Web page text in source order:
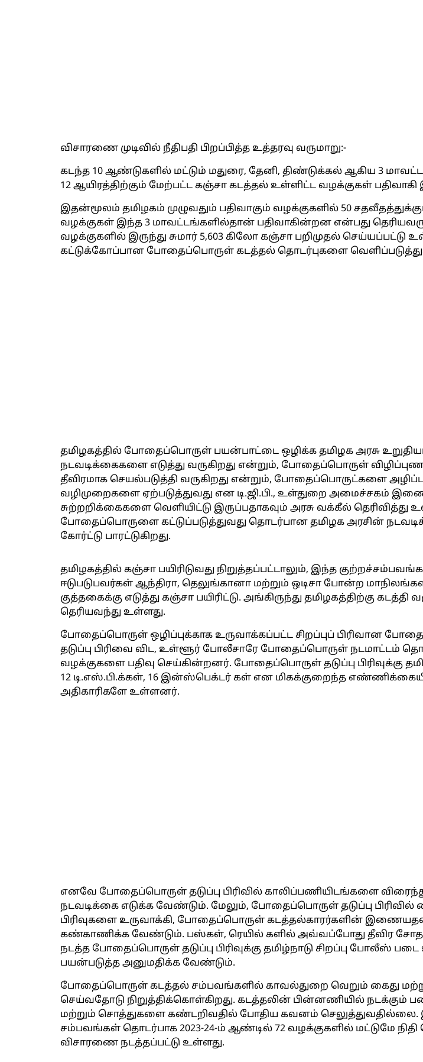
விசாரணை முடிவில் நீதிபதி பிறப்பித்த உத்தரவு வருமாறு:-
கடந்த 10 ஆண்டுகளில் மட்டும் மதுரை, தேனி, திண்டுக்கல் ஆகிய 3
12 ஆயிரத்திற்கும் மேற்பட்ட கஞ்சா கடத்தல் உள்ளிட்ட வழக்குகள்
இதன்மூலம் தமிழகம் முழுவதும் பதிவாகும் வழக்குகளில் 50
வழக்குகள் இந்த 3 மாவட்டங்களில்தான் பதிவாகின்றன என்பது
வழக்குகளில் இருந்து சுமார் 5,603 கிலோ கஞ்சா பறிமுதல் செய்யப்பட்டு
கட்டுக்கோப்பான போதைப்பொருள் கடத்தல் தொடர்புகளை
தமிழகத்தில் போதைப்பொருள் பயன்பாட்டை ஒழிக்க தமிழக அரசு
நடவடிக்கைகளை எடுத்து வருகிறது என்றும், போதைப்பொருள்
தீவிரமாக செயல்படுத்தி வருகிறது என்றும், போதைப்பொருட்களை
வழிமுறைகளை ஏற்படுத்துவது என டி.ஜி.பி., உள்துறை அமைச்சகம்
சுற்றறிக்கைகளை வெளியிட்டு இருப்பதாகவும் அரசு வக்கீல் தெரிவித்து
போதைப்பொருளை கட்டுப்படுத்துவது தொடர்பான தமிழக அரசின்
கோர்ட்டு பாரட்டுகிறது.
தமிழகத்தில் கஞ்சா பயிரிடுவது நிறுத்தப்பட்டாலும், இந்த
ஈடுபடுபவர்கள் ஆந்திரா, தெலுங்கானா மற்றும் ஒடிசா போன்ற
குத்தகைக்கு எடுத்து கஞ்சா பயிரிட்டு. அங்கிருந்து தமிழகத்திற்கு கடத்தி
தெரியவந்து உள்ளது.
போதைப்பொருள் ஒழிப்புக்காக உருவாக்கப்பட்ட சிறப்புப் பிரிவான
தடுப்பு பிரிவை விட, உள்ளூர் போலீசாரே போதைப்பொருள் நடமாட்டம்
வழக்குகளை பதிவு செய்கின்றனர். போதைப்பொருள் தடுப்பு பிரிவுக்கு
12 டி.எஸ்.பி.க்கள், 16 இன்ஸ்பெக்டர் கள் என மிகக்குறைந்த
அதிகாரிகளே உள்ளனர்.
எனவே போதைப்பொருள் தடுப்பு பிரிவில் காலிப்பணியிடங்களை
நடவடிக்கை எடுக்க வேண்டும். மேலும், போதைப்பொருள் தடுப்பு பிரிவில்
பிரிவுகளை உருவாக்கி, போதைப்பொருள் கடத்தல்காரர்களின்
கண்காணிக்க வேண்டும். பஸ்கள், ரெயில் களில் அவ்வப்போது தீவிர
நடத்த போதைப்பொருள் தடுப்பு பிரிவுக்கு தமிழ்நாடு சிறப்பு போலீஸ்
பயன்படுத்த அனுமதிக்க வேண்டும்.
போதைப்பொருள் கடத்தல் சம்பவங்களில் காவல்துறை வெறும் கைது
செய்வதோடு நிறுத்திக்கொள்கிறது. கடத்தலின் பின்னணியில் நடக்கும்
மற்றும் சொத்துகளை கண்டறிவதில் போதிய கவனம்
சம்பவங்கள் தொடர்பாக 2023-24-ம் ஆண்டில் 72 வழக்குகளில் மட்டுமே
விசாரணை நடத்தப்பட்டு உள்ளது.